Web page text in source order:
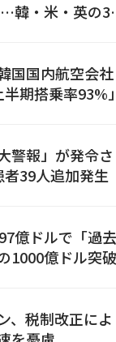
韓・米・英の3
国国内航空会社
期搭乗率93%」
警報」が発令さ
39人追加発生
億ドルで「過去
1000億ドル突破
、税制改正によ